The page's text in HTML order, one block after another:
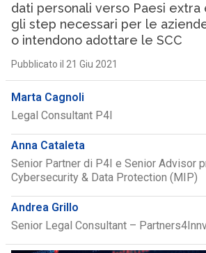
dati personali verso Paesi extra
gli step necessari per le
o intendono adottare le SCC
Pubblicato il 21 Giu 2021
Marta Cagnoli
Legal Consultant P4I
Anna Cataleta
Senior Partner di P4I e Senior Advisor
Cybersecurity & Data Protection (MIP)
Andrea Grillo
Senior Legal Consultant –